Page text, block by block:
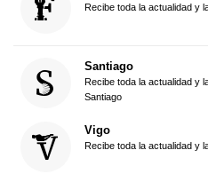
Recibe toda la actualidad y
Santiago
Recibe toda la actualidad y
Santiago
Vigo
Recibe toda la actualidad y